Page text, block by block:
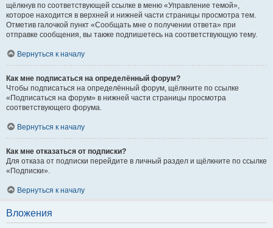
щёлкнув по соответствующей ссылке в меню «Управление темой»,
которое находится в верхней и нижней части страницы просмотра тем.
Отметив галочкой пункт «Сообщать мне о получении ответа» при
отправке сообщения, вы также подпишетесь на соответствующую тему.
Вернуться к началу
Как мне подписаться на определённый форум?
Чтобы подписаться на определённый форум, щёлкните по ссылке
«Подписаться на форум» в нижней части страницы просмотра
соответствующего форума.
Вернуться к началу
Как мне отказаться от подписки?
Для отказа от подписки перейдите в личный раздел и щёлкните по ссылке
«Подписки».
Вернуться к началу
Вложения